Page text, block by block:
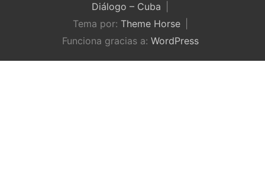
Diálogo – Cuba
Tema por: Theme Horse
Funciona gracias a: WordPress